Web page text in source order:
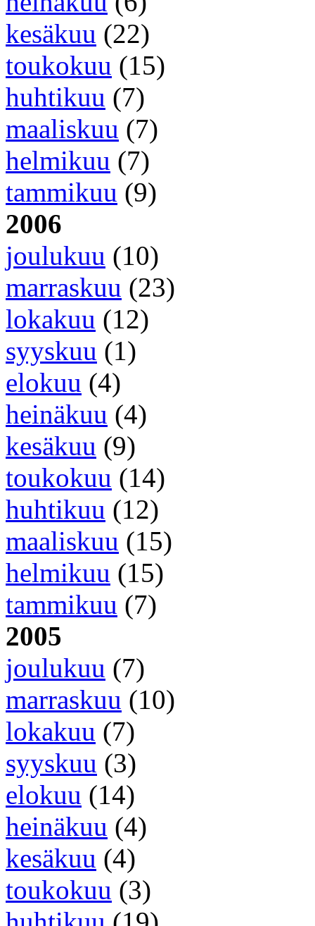
kesäkuu (22)
toukokuu (15)
huhtikuu (7)
maaliskuu (7)
helmikuu (7)
tammikuu (9)
2006
joulukuu (10)
marraskuu (23)
lokakuu (12)
syyskuu (1)
elokuu (4)
heinäkuu (4)
kesäkuu (9)
toukokuu (14)
huhtikuu (12)
maaliskuu (15)
helmikuu (15)
tammikuu (7)
2005
joulukuu (7)
marraskuu (10)
lokakuu (7)
syyskuu (3)
elokuu (14)
heinäkuu (4)
kesäkuu (4)
toukokuu (3)